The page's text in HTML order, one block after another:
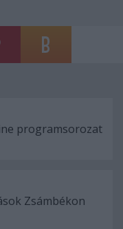
programsorozat
Zsámbékon